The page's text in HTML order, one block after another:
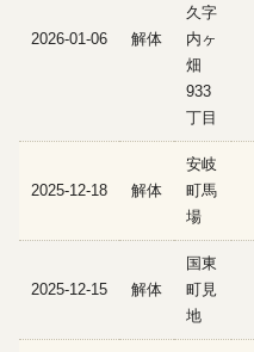
2026-01-06 解体
久字
内ヶ
畑
933
丁目
2025-12-18 解体
安岐
町馬
場
2025-12-15 解体
国東
町見
地